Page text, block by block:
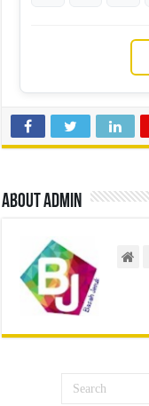
About admin